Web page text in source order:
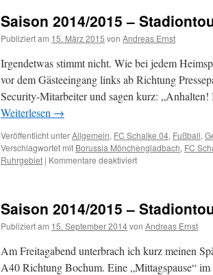
Saison 2014/2015 –
Publiziert am 15. März 2015 von Andreas Ernst
Irgendetwas stimmt nicht. Wie bei jedem
vor dem Gästeeingang links ab Richtung
Security-Mitarbeiter und sagen kurz:
Weiterlesen →
Veröffentlicht unterAllgemein, FC Schalke 04, Fußball,
Verschlagwortet mit Borussia Mönchengladbach, FC
Ruhrgebiet | Kommentare deaktiviert
Stadiontour,
Teil
4.15
Gelsenkirchen
Saison 2014/2015 –
Publiziert am 15. September 2014von Andreas Ernst
Am Freitagabend unterbrach ich kurz meinen
A40 Richtung Bochum. Eine „Mittagspause“